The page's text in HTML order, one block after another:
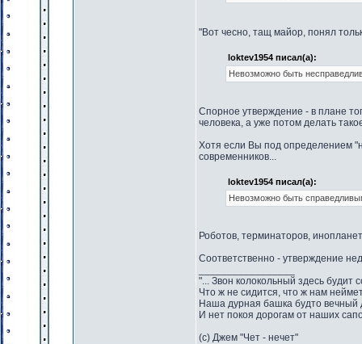
"Вот чесно, тащ майор, понял
loktev1954 писал(а):
Невозможно быть
Спорное утверждение - в плане
человека, а уже потом делать
Хотя если Вы под определением
современников...
loktev1954 писал(а):
Невозможно быть
Роботов, терминаторов,
Соответственно - утверждение
"... Звон колокольный здесь будит
Что ж не сидится, что ж нам
Наша дурная башка будто вечный
И нет покоя дорогам от наших
(с) Джем "Чет - нечет"